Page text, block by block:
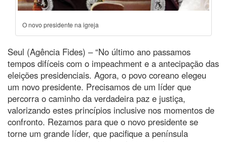
O novo presidente na igreja
Seul (Agência Fides) – “No último ano passamos
tempos difíceis com o impeachment e a antecipação das
eleições presidenciais. Agora, o povo coreano elegeu
um novo presidente. Precisamos de um líder que
percorra o caminho da verdadeira paz e justiça,
valorizando estes princípios inclusive nos momentos de
confronto. Rezamos para que o novo presidente se
torne um grande líder, que pacifique a península